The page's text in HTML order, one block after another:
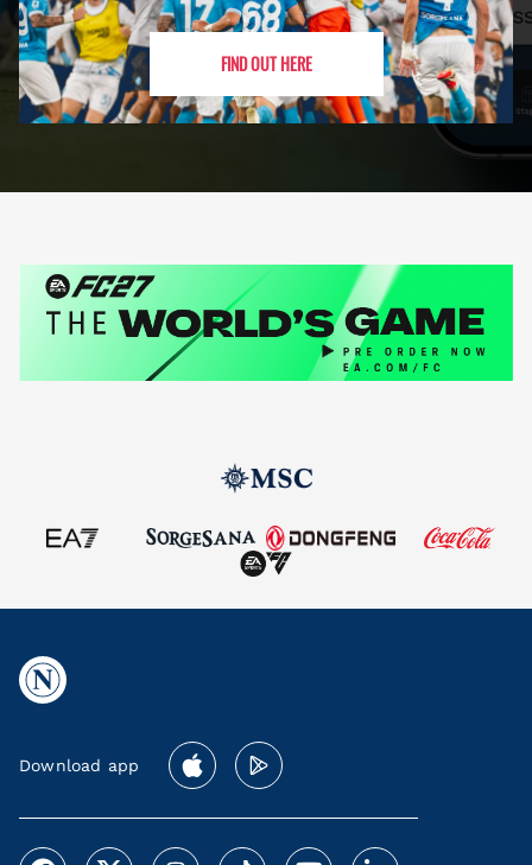
FIND OUT HERE
Download app